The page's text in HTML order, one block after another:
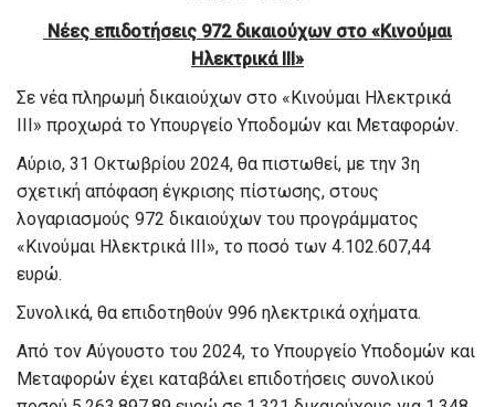
Νέες επιδοτήσεις 972 δικαιούχων στο «Κινούμαι
Ηλεκτρικά ΙΙΙ»
Σε νέα πληρωμή δικαιούχων στο «Κινούμαι Ηλεκτρικά
ΙΙI» προχωρά το Υπουργείο Υποδομών και Μεταφορών.
Αύριο, 31 Οκτωβρίου 2024, θα πιστωθεί, με την 3η
σχετική απόφαση έγκρισης πίστωσης, στους
λογαριασμούς 972 δικαιούχων του προγράμματος
«Κινούμαι Ηλεκτρικά ΙΙΙ», το ποσό των 4.102.607,44
ευρώ.
Συνολικά, θα επιδοτηθούν 996 ηλεκτρικά οχήματα.
Από τον Αύγουστο του 2024, το Υπουργείο Υποδομών και
Μεταφορών έχει καταβάλει επιδοτήσεις συνολικού